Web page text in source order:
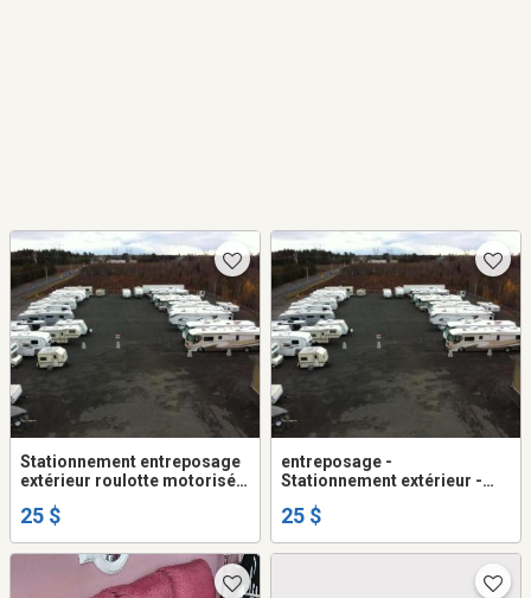
Stationnement entreposage
extérieur roulotte motorisé
25 $
entreposage -
Stationnement extérieur -
remorque - auto
25 $